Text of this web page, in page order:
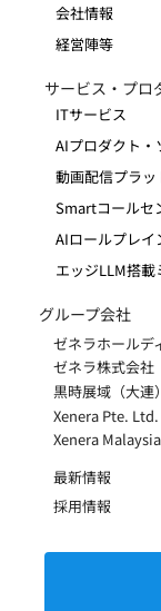
会社情報
経営陣等
サービス・プロ
ITサービス
AIプロダクト・
動画配信プラッ
Smartコールセ
AIロールプレイ
エッジLLM搭載
グループ会社
ゼネラホールデ
ゼネラ株式会社
黒時展域（大連
Xenera Pte. Ltd.
Xenera
​最新情報
​採用情報